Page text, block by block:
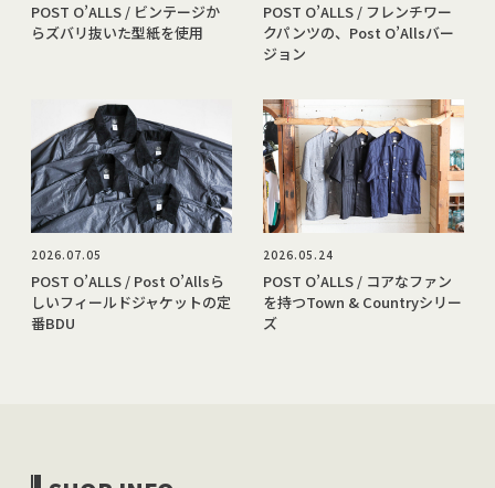
POST O’ALLS / ビンテージか
らズバリ抜いた型紙を使用
POST O’ALLS / フレンチワー
クパンツの、Post O’Allsバー
ジョン
2026.07.05
POST O’ALLS / Post O’Allsら
しいフィールドジャケットの定
番BDU
2026.05.24
POST O’ALLS / コアなファン
を持つTown & Countryシリー
ズ